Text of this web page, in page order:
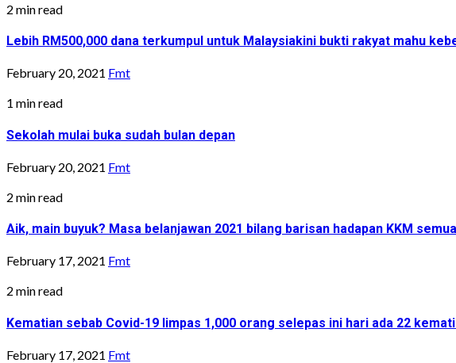
2 min read
Lebih RM500,000 dana terkumpul untuk Malaysiakini bukti rakyat mahu
February 20, 2021 Fmt
1 min read
Sekolah mulai buka sudah bulan depan
February 20, 2021 Fmt
2 min read
Aik, main buyuk? Masa belanjawan 2021 bilang barisan hadapan KKM
February 17, 2021 Fmt
2 min read
Kematian sebab Covid-19 limpas 1,000 orang selepas ini hari ada 22
February 17, 2021 Fmt